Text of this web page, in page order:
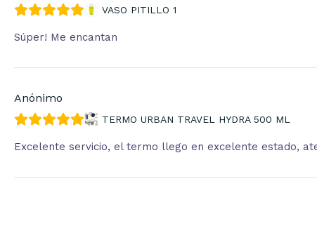
VASO PITILLO 1
Súper! Me encantan
Anónimo
TERMO URBAN TRAVEL HYDRA 500 ML
Excelente servicio, el termo llego en excelente estado,